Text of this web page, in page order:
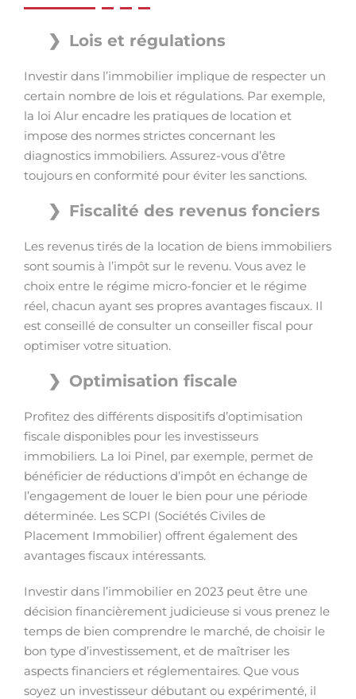
Lois et régulations
Investir dans l’immobilier implique de respecter un
certain nombre de lois et régulations. Par exemple,
la loi Alur encadre les pratiques de location et
impose des normes strictes concernant les
diagnostics immobiliers. Assurez-vous d’être
toujours en conformité pour éviter les sanctions.
Fiscalité des revenus fonciers
Les revenus tirés de la location de biens immobiliers
sont soumis à l’impôt sur le revenu. Vous avez le
choix entre le régime micro-foncier et le régime
réel, chacun ayant ses propres avantages fiscaux. Il
est conseillé de consulter un conseiller fiscal pour
optimiser votre situation.
Optimisation fiscale
Profitez des différents dispositifs d’optimisation
fiscale disponibles pour les investisseurs
immobiliers. La loi Pinel, par exemple, permet de
bénéficier de réductions d’impôt en échange de
l’engagement de louer le bien pour une période
déterminée. Les SCPI (Sociétés Civiles de
Placement Immobilier) offrent également des
avantages fiscaux intéressants.
Investir dans l’immobilier en 2023 peut être une
décision financièrement judicieuse si vous prenez le
temps de bien comprendre le marché, de choisir le
bon type d’investissement, et de maîtriser les
aspects financiers et réglementaires. Que vous
soyez un investisseur débutant ou expérimenté, il